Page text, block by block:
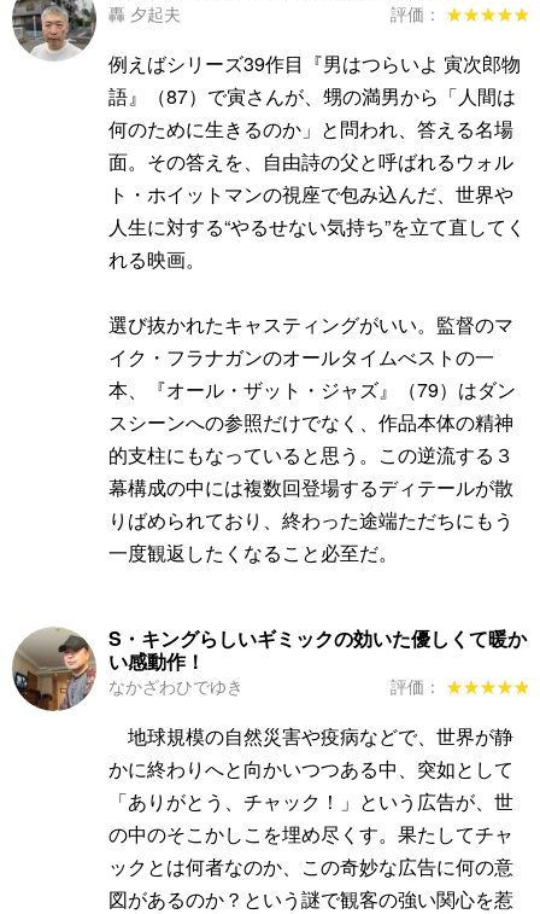
轟 夕起夫 評価： ★★★★★
★★★★★
例えばシリーズ39作目『男はつらいよ 寅次郎物
語』（87）で寅さんが、甥の満男から「人間は
何のために生きるのか」と問われ、答える名場
面。その答えを、自由詩の父と呼ばれるウォル
ト・ホイットマンの視座で包み込んだ、世界や
人生に対する“やるせない気持ち”を立て直してく
れる映画。
選び抜かれたキャスティングがいい。監督のマ
イク・フラナガンのオールタイムべストの一
本、『オール・ザット・ジャズ』（79）はダン
スシーンへの参照だけでなく、作品本体の精神
的支柱にもなっていると思う。この逆流する３
幕構成の中には複数回登場するディテールが散
りばめられており、終わった途端ただちにもう
一度観返したくなること必至だ。
S・キングらしいギミックの効いた優しくて暖か
い感動作！
なかざわひでゆき 評価： ★★★★★
★★★★★
地球規模の自然災害や疫病などで、世界が静
かに終わりへと向かいつつある中、突如として
「ありがとう、チャック！」という広告が、世
の中のそこかしこを埋め尽くす。果たしてチャ
ックとは何者なのか、この奇妙な広告に何の意
図があるのか？という謎で観客の強い関心を惹